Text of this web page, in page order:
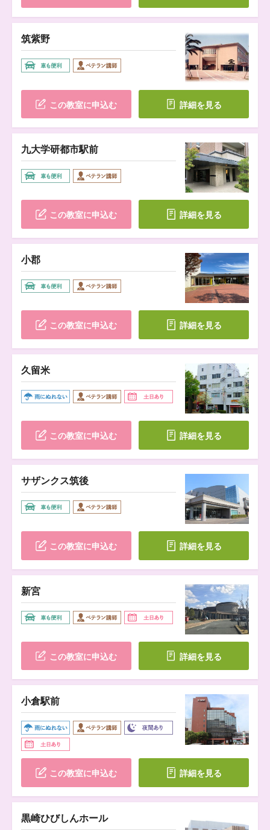
筑紫野
この教室に申込む 詳細を見る
九大学研都市駅前
この教室に申込む 詳細を見る
小郡
この教室に申込む 詳細を見る
久留米
この教室に申込む 詳細を見る
サザンクス筑後
この教室に申込む 詳細を見る
新宮
この教室に申込む 詳細を見る
小倉駅前
この教室に申込む 詳細を見る
黒崎ひびしんホール